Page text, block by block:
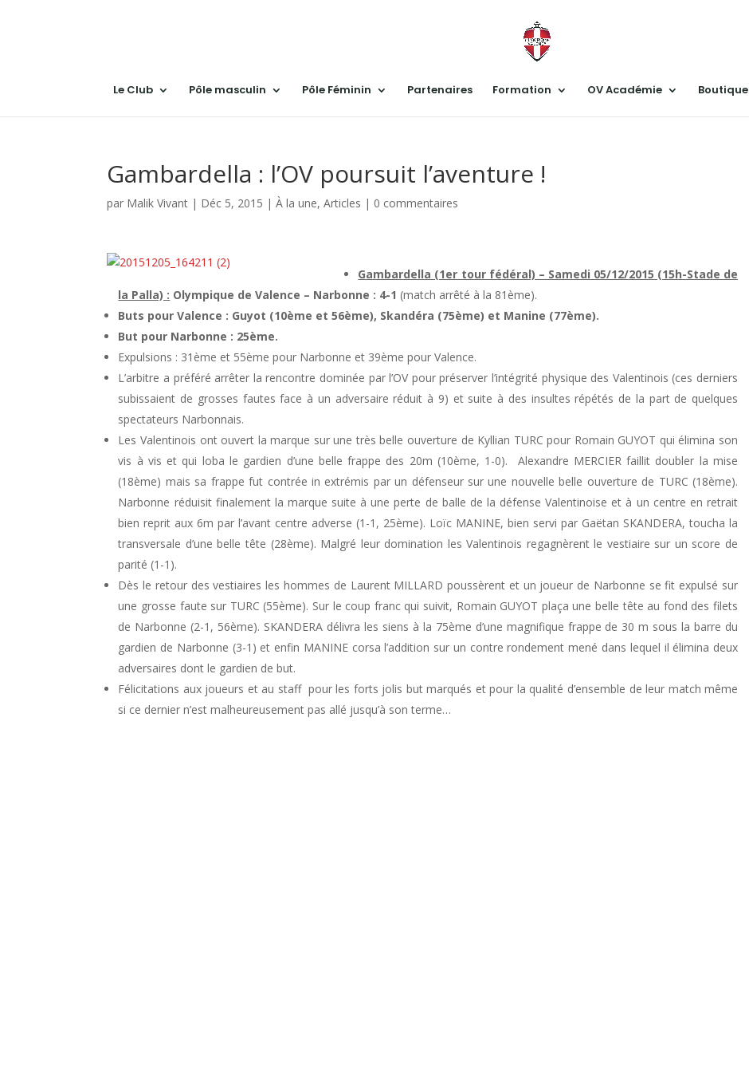
Le Club Pôle masculin Pôle Féminin Partenaires Formation OV Académie Boutique
Gambardella : l’OV poursuit l’aventure !
par Malik Vivant | Déc 5, 2015 |À la une,Articles | 0 commentaires
Gambardella (1er tour fédéral) – Samedi 05/12/2015 (15h-Stade de
la Palla) : Olympique de Valence – Narbonne : 4-1 (match arrêté à la 81ème).
Buts pour Valence : Guyot (10ème et 56ème), Skandéra (75ème) et Manine (77ème).
But pour Narbonne : 25ème.
Expulsions : 31ème et 55ème pour Narbonne et 39ème pour Valence.
L’arbitre a préféré arrêter la rencontre dominée par l’OV pour préserver l’intégrité physique des Valentinois (ces derniers
subissaient de grosses fautes face à un adversaire réduit à 9) et suite à des insultes répétés de la part de quelques
spectateurs Narbonnais.
Les Valentinois ont ouvert la marque sur une très belle ouverture de Kyllian TURC pour Romain GUYOT qui élimina son
vis à vis et qui loba le gardien d’une belle frappe des 20m (10ème, 1-0). Alexandre MERCIER faillit doubler la mise
(18ème) mais sa frappe fut contrée in extrémis par un défenseur sur une nouvelle belle ouverture de TURC (18ème).
Narbonne réduisit finalement la marque suite à une perte de balle de la défense Valentinoise et à un centre en retrait
bien reprit aux 6m par l’avant centre adverse (1-1, 25ème). Loïc MANINE, bien servi par Gaëtan SKANDERA, toucha la
transversale d’une belle tête (28ème). Malgré leur domination les Valentinois regagnèrent le vestiaire sur un score de
parité (1-1).
Dès le retour des vestiaires les hommes de Laurent MILLARD poussèrent et un joueur de Narbonne se fit expulsé sur
une grosse faute sur TURC (55ème). Sur le coup franc qui suivit, Romain GUYOT plaça une belle tête au fond des filets
de Narbonne (2-1, 56ème). SKANDERA délivra les siens à la 75ème d’une magnifique frappe de 30 m sous la barre du
gardien de Narbonne (3-1) et enfin MANINE corsa l’addition sur un contre rondement mené dans lequel il élimina deux
adversaires dont le gardien de but.
Félicitations aux joueurs et au staff pour les forts jolis but marqués et pour la qualité d’ensemble de leur match même
si ce dernier n’est malheureusement pas allé jusqu’à son terme…